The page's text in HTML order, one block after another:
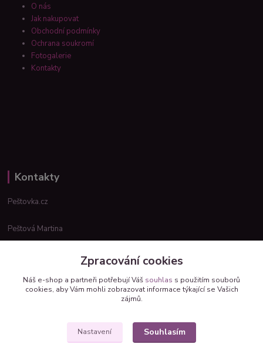
O nás
Jak nakupovat
Obchodní podmínky
Ochrana soukromí
Fotogalerie
Kontakty
Kontakty
Peštovka.cz
Peštová Martina
Upravit sběr cookies.
Zpracování cookies
Náš e-shop a partneři potřebují Váš souhlas s použitím souborů
cookies, aby Vám mohli zobrazovat informace týkající se Vašich
zájmů.
Nastavení Souhlasím